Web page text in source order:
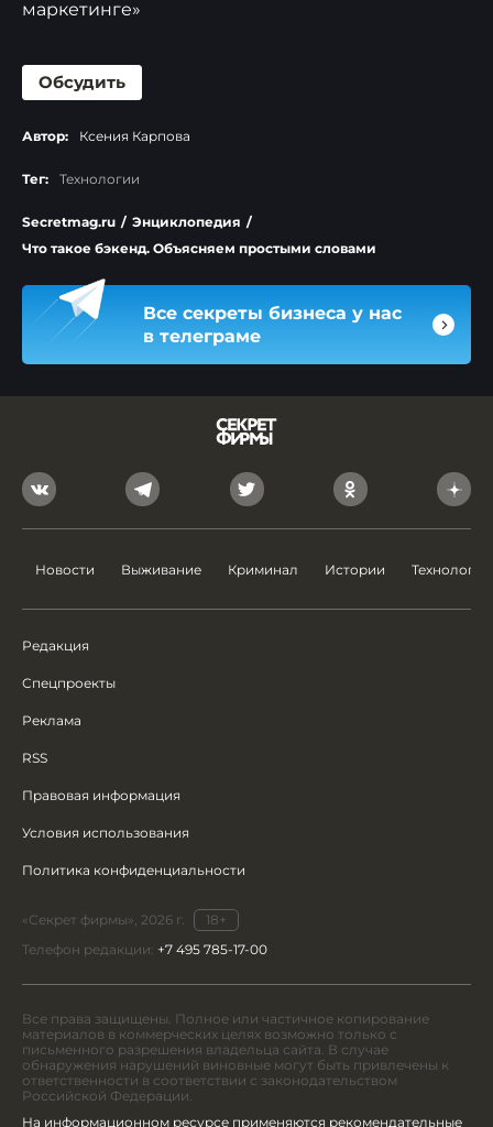
маркетинге»
Обсудить
Автор: Ксения Карпова
Тег: Технологии
Secretmag.ru / Энциклопедия /
Что такое бэкенд. Объясняем простыми словами
Все секреты бизнеса у нас
в телеграме
Новости Выживание Криминал Истории Технологии
Редакция
Спецпроекты
Реклама
RSS
Правовая информация
Условия использования
Политика конфиденциальности
«Секрет фирмы», 2026 г.
18+
Телефон редакции: +7 495 785-17-00
Все права защищены. Полное или частичное копирование
материалов в коммерческих целях возможно только с
письменного разрешения владельца сайта. В случае
обнаружения нарушений виновные могут быть привлечены к
ответственности в соответствии с законодательством
Российской Федерации.
На информационном ресурсе применяются рекомендательные